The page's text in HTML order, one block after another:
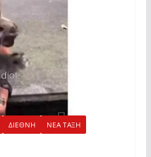
ΔΙΕΘΝΗ
ΝΕΑ ΤΑΞΗ